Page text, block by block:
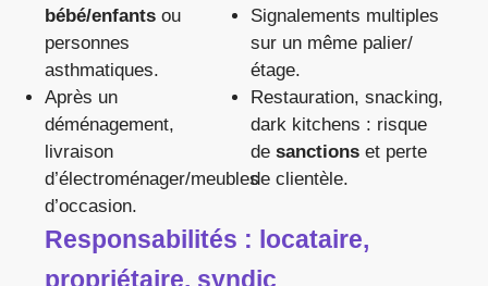
bébé/enfants ou
personnes
asthmatiques.
Après un
déménagement,
livraison
d’électroménager/meubles
d’occasion.
Signalements multiples
sur un même palier/
étage.
Restauration, snacking,
dark kitchens : risque
de sanctions et perte
de clientèle.
Responsabilités : locataire,
propriétaire, syndic